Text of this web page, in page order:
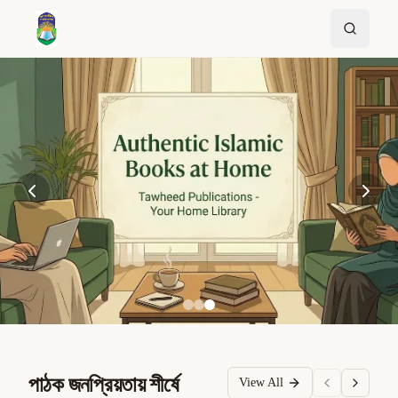
পাঠক জনপ্রিয়তায় শীর্ষে View All